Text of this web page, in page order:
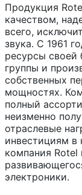
Продукция
качеством,
всего,
звука. С 1961
ресурсы
группы и
собственных
мощностях.
полный
неизменно
отраслевые
инвестициям в
компания Rotel
электроники.